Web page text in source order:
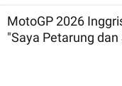
MotoGP 2026
"Saya Petarung dan